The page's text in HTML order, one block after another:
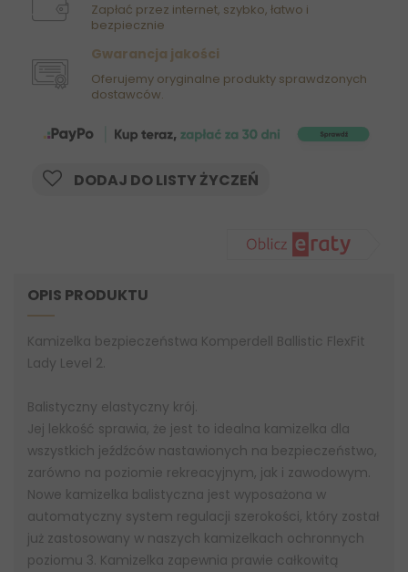
Zapłać przez internet, szybko, łatwo i
bezpiecznie
Gwarancja jakości
Oferujemy oryginalne produkty sprawdzonych
dostawców.
DODAJ DO LISTY ŻYCZEŃ
OPIS PRODUKTU
Kamizelka bezpieczeństwa Komperdell Ballistic FlexFit
Lady Level 2.
Balistyczny elastyczny krój.
Jej lekkość sprawia, że ​​jest to idealna kamizelka dla
wszystkich jeźdźców nastawionych na bezpieczeństwo,
zarówno na poziomie rekreacyjnym, jak i zawodowym.
Nowe kamizelka balistyczna jest wyposażona w
automatyczny system regulacji szerokości, który został
już zastosowany w naszych kamizelkach ochronnych
poziomu 3. Kamizelka zapewnia prawie całkowitą